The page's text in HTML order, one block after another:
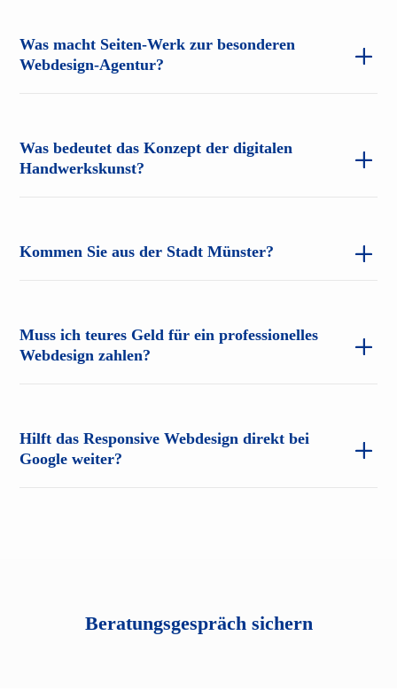
Was macht Seiten-Werk zur besonderen
Webdesign-Agentur?
Was bedeutet das Konzept der digitalen
Handwerkskunst?
Kommen Sie aus der Stadt Münster?
Muss ich teures Geld für ein professionelles
Webdesign zahlen?
Hilft das Responsive Webdesign direkt bei
Google weiter?
Beratungsgespräch sichern